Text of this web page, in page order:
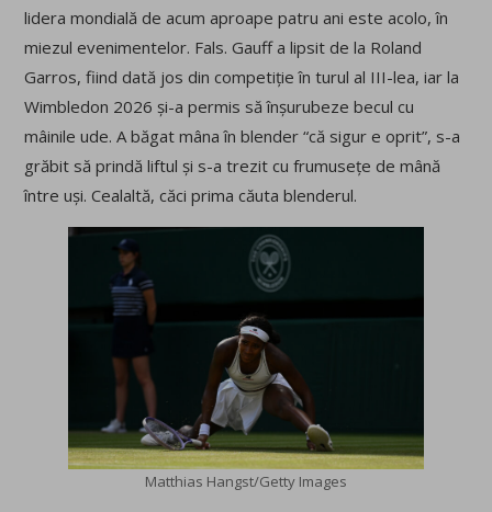
lidera mondială de acum aproape patru ani este acolo, în
miezul evenimentelor. Fals. Gauff a lipsit de la Roland
Garros, fiind dată jos din competiție în turul al III-lea, iar la
Wimbledon 2026 și-a permis să înșurubeze becul cu
mâinile ude. A băgat mâna în blender “că sigur e oprit”, s-a
grăbit să prindă liftul și s-a trezit cu frumusețe de mână
între uși. Cealaltă, căci prima căuta blenderul.
Matthias Hangst/Getty Images